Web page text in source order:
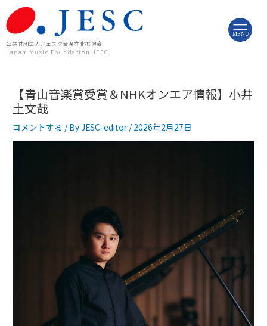
容
を
ス
キ
公益財団法人ジェスク音楽文化振興会
Japan Music Foundation JESC
MENU
【青山音楽賞受賞＆NHKオンエア情報】小井
土文哉
コメントする / ByJESC-editor / 2026年2月27日
投
稿
ナ
ビ
ゲ
ョ
ン